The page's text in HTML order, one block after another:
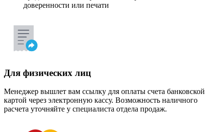
доверенности или печати
Для физических лиц
Менеджер вышлет вам ссылку для оплаты счета банковской
картой через электронную кассу. Возможность наличного
расчета уточняйте у специалиста отдела продаж.